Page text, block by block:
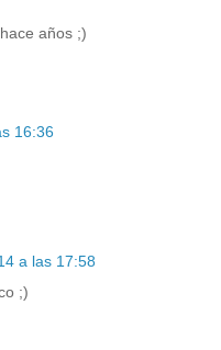
años ;)
16:36
a las 17:58
;)